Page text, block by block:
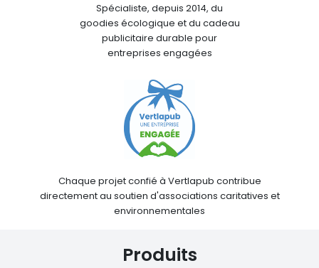
Spécialiste, depuis 2014, du
goodies écologique et du cadeau
publicitaire durable pour
entreprises engagées
Chaque projet confié à Vertlapub contribue
directement au soutien d'associations caritatives et
environnementales
Produits